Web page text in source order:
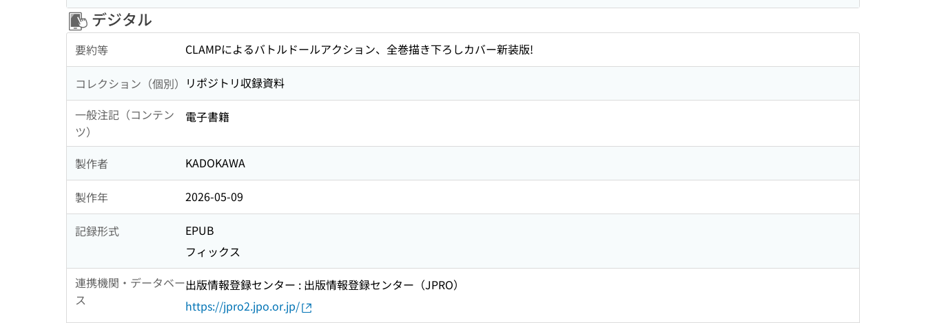
デジタル
要約等 CLAMPによるバトルドールアクション、全巻描き下ろしカバー新装版!
コレクション（個別） リポジトリ収録資料
一般注記（コンテン
ツ）
電子書籍
製作者 KADOKAWA
製作年 2026-05-09
記録形式
EPUB
フィックス
連携機関・データベー
ス
出版情報登録センター : 出版情報登録センター（JPRO）
https://jpro2.jpo.or.jp/